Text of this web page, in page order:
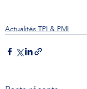
Actualités TPI & PMI